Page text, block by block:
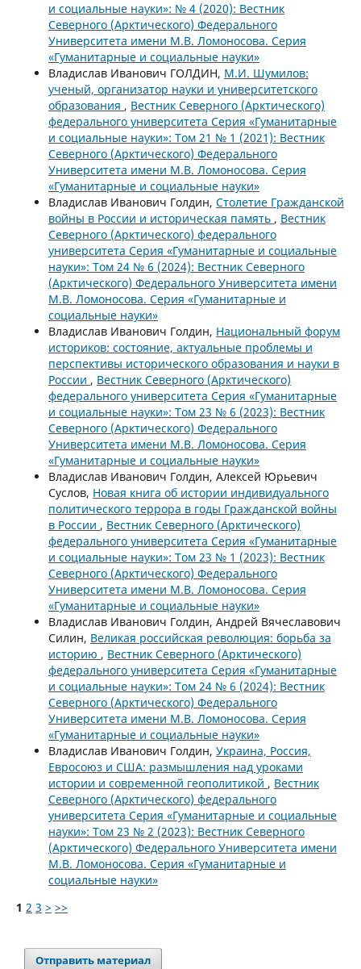
и социальные науки»: № 4 (2020): Вестник
Северного (Арктического) Федерального
Университета имени М.В. Ломоносова. Серия
«Гуманитарные и социальные науки»
Владислав Иванович ГОЛДИН, М.И. Шумилов:
ученый, организатор науки и университетского
образования , Вестник Северного (Арктического)
федерального университета Серия «Гуманитарные
и социальные науки»: Том 21 № 1 (2021): Вестник
Северного (Арктического) Федерального
Университета имени М.В. Ломоносова. Серия
«Гуманитарные и социальные науки»
Владислав Иванович Голдин, Столетие Гражданской
войны в России и историческая память , Вестник
Северного (Арктического) федерального
университета Серия «Гуманитарные и социальные
науки»: Том 24 № 6 (2024): Вестник Северного
(Арктического) Федерального Университета имени
М.В. Ломоносова. Серия «Гуманитарные и
социальные науки»
Владислав Иванович Голдин, Национальный форум
историков: состояние, актуальные проблемы и
перспективы исторического образования и науки в
России , Вестник Северного (Арктического)
федерального университета Серия «Гуманитарные
и социальные науки»: Том 23 № 6 (2023): Вестник
Северного (Арктического) Федерального
Университета имени М.В. Ломоносова. Серия
«Гуманитарные и социальные науки»
Владислав Иванович Голдин, Алексей Юрьевич
Суслов, Новая книга об истории индивидуального
политического террора в годы Гражданской войны
в России , Вестник Северного (Арктического)
федерального университета Серия «Гуманитарные
и социальные науки»: Том 23 № 1 (2023): Вестник
Северного (Арктического) Федерального
Университета имени М.В. Ломоносова. Серия
«Гуманитарные и социальные науки»
Владислав Иванович Голдин, Андрей Вячеславович
Силин, Великая российская революция: борьба за
историю , Вестник Северного (Арктического)
федерального университета Серия «Гуманитарные
и социальные науки»: Том 24 № 6 (2024): Вестник
Северного (Арктического) Федерального
Университета имени М.В. Ломоносова. Серия
«Гуманитарные и социальные науки»
Владислав Иванович Голдин, Украина, Россия,
Евросоюз и США: размышления над уроками
истории и современной геополитикой , Вестник
Северного (Арктического) федерального
университета Серия «Гуманитарные и социальные
науки»: Том 23 № 2 (2023): Вестник Северного
(Арктического) Федерального Университета имени
М.В. Ломоносова. Серия «Гуманитарные и
социальные науки»
1 2 3 > >>
Отправить материал